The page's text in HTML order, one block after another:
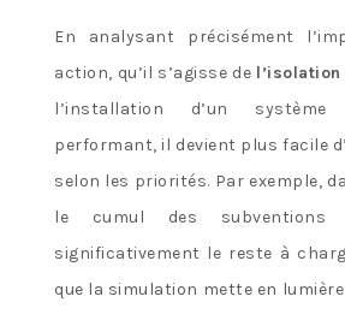
En analysant précisément
action, qu’il s’agisse de
l’installation d’un
performant, il devient plus facile
selon les priorités. Par exemple,
le cumul des subventions
significativement le reste à
que la simulation mette en